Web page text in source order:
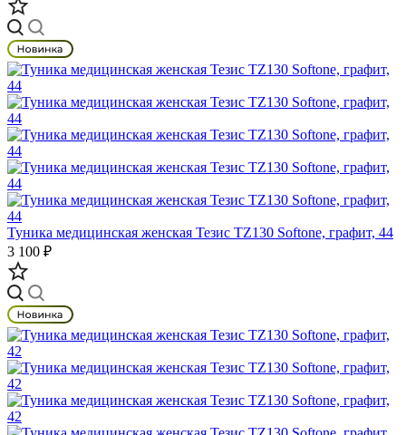
Туника медицинская женская Тезис TZ130 Softone, графит, 44
3 100 ₽